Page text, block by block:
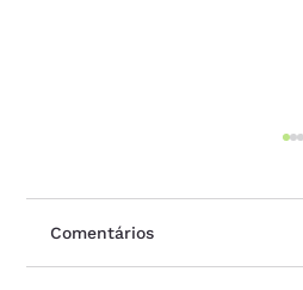
Comentários